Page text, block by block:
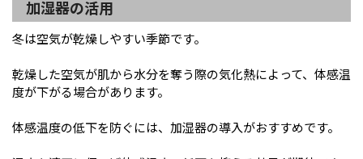
加湿器の活用
冬は空気が乾燥しやすい季節です。
乾燥した空気が肌から水分を奪う際の気化熱によって、体感温
度が下がる場合があります。
体感温度の低下を防ぐには、加湿器の導入がおすすめです。